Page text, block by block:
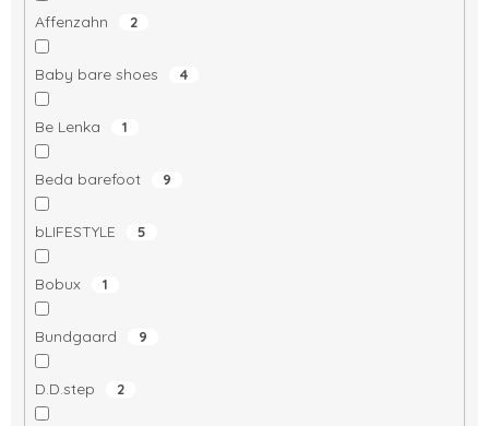
Affenzahn 2
Baby bare shoes 4
Be Lenka 1
Beda barefoot 9
bLIFESTYLE 5
Bobux 1
Bundgaard 9
D.D.step 2